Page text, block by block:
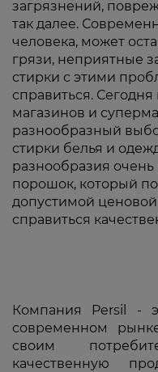
загрязнений,
так далее.
человека, может
грязи, неприятные
стирки с этими
справиться.
магазинов и
разнообразный
стирки белья и
разнообразия
порошок, который
допустимой
справиться
Компания Persil -
современном
своим
качественную